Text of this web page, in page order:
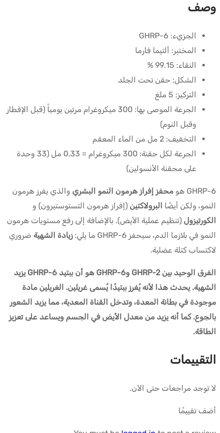
وصف
الجزيء: GHRP-6
المختبر: ألتيما فارما
النقاء: 99.15 %
الشكل: حقن تحت الجلد
التركيز: 5 ملغ
الجرعة الموصى بها: 300 ميكروغرام مرتين يومياً (قبل الإفطار
وقبل النوم)
التخفيف: 2 مل من الماء المعقم
الجرعة لكل حقنة: 300 ميكروغرام = 0.33 مل (33 وحدة
على محقنة الأنسولين)
GHRP-6 هو محفز إفراز هرمون النمو البشري والذي يفرز هرمون
النمو، ولكن أيضًا البرولاكتين (إفراز هرمون التستوستيرون) و
الكورتيزول (تنظيم عملية الأيض). بالإضافة إلى رفع مستويات هرمون
النمو في بلازما الدم، سيحفز GHRP-6 ما يلي:
زيادة الشهية ضروري
لاكتساب كتلة عضلية.
الفرق الوحيد بين GHRP-2 وGHRP-6 هو أن ببتيد GHRP-6 يزيد
الشهية. يحدث هذا لأنه يُفرز ببتيدًا يُسمى غريلين. الغريلين مادة
موجودة في بطانة المعدة، وتدخل القناة المعدية، مما يزيد الشعور
بالجوع. كما أنه يزيد من معدل الأيض في الجسم ويساعد على تعزيز
الطاقة.
التقييمات
لا توجد مراجعات حتى الآن.
أضف تقييمًا